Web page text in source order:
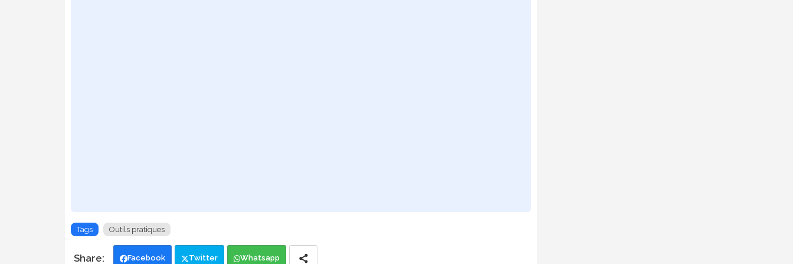
Tags Outils pratiques
Facebook Twitter Whatsapp